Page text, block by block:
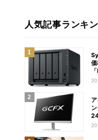
人気記事ランキ